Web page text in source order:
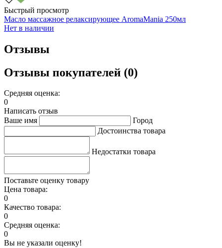
Быстрый просмотр
Масло массажное релаксирующее AromaMania 250мл
Нет в наличии
Отзывы
Отзывы покупателей (0)
Средняя оценка:
0
Написать отзыв
Ваше имя
Город
Достоинства товара
Недостатки товара
Поставьте оценку товару
Цена товара:
0
Качество товара:
0
Средняя оценка:
0
Вы не указали оценку!